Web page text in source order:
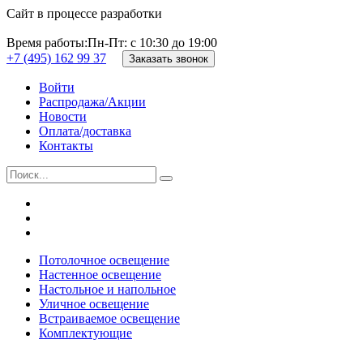
Сайт в процессе разработки
Время работы:Пн-Пт: с 10:30 до 19:00
+7 (495) 162 99 37
Заказать звонок
Войти
Распродажа/Акции
Новости
Оплата/доставка
Контакты
Потолочное освещение
Настенное освещение
Настольное и напольное
Уличное освещение
Встраиваемое освещение
Комплектующие